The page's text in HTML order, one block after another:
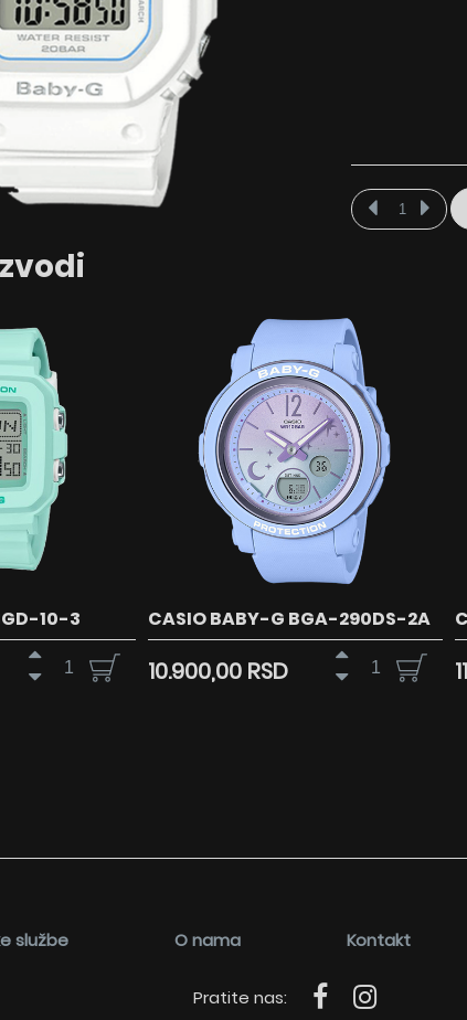
10-3 CASIO BABY-G BGA-290DS-2A
10.900,00 RSD
službe O nama Kontakt
Pratite nas: